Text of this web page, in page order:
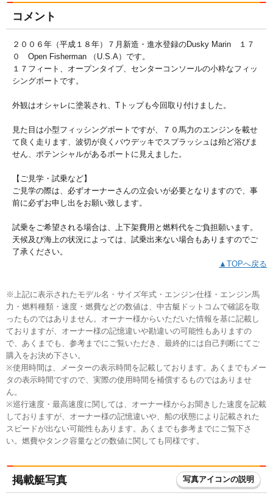
コメント
２００６年（平成１８年）７月新造・進水登録のDusky Marin １７
０ Open Fisherman （U.S.A）です。
１７フィート、オープンタイプ、センターコンソールの小粋なフィッ
シングボートです。
外観はオシャレに塗装され、Tトップも今回取り付けました。
見た目は小型フィッシングボートですが、７０馬力のエンジンを載せ
て良く走ります、波切が良くバウデッキでスプラッシュは殆ど浴びま
せん、ポテンシャルがあるボートに見えました。
【ご見学・試乗など】
ご見学の際は、必ずオーナーさんの立会いが必要となりますので、事
前に必ずお申し出をお願い致します。
試乗をご希望される場合は、上下架費用と燃料代をご負担願います。
天候及び海上の状況によっては、試乗出来ない場合もありますのでご
了承ください。
▲TOPへ戻る
※上記に表示されたモデル名・サイズ年式・エンジン仕様・エンジン馬
力・燃料種類・速度・燃費などの数値は、中古艇ドットコムで確認を取
ったものではありません。オーナー様からいただいた情報を基に記載し
ておりますが、オーナー様の記憶違いや勘違いの可能性もありますの
で、あくまでも、参考までにご覧いただき、最終的には自己判断にてご
購入をお決め下さい。
※使用時間は、メーターの表示時間を記載しております。あくまでもメー
タの表示時間ですので、実際の使用時間を補償するものではありませ
ん。
※巡行速度・最高速度に関しては、オーナー様からお聞きした速度を記載
しておりますが、オーナー様の記憶違いや、船の状態により記載された
スピードが出ない可能性もあります。あくまでも参考までにご覧下さ
い。燃費やタンク容量などの数値に関しても同様です。
掲載艇写真 写真アイコンの説明